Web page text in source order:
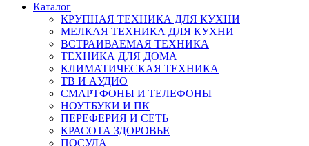
Каталог
КРУПНАЯ ТЕХНИКА ДЛЯ КУХНИ
МЕЛКАЯ ТЕХНИКА ДЛЯ КУХНИ
ВСТРАИВАЕМАЯ ТЕХНИКА
ТЕХНИКА ДЛЯ ДОМА
КЛИМАТИЧЕСКАЯ ТЕХНИКА
ТВ И AУДИО
СМАРТФОНЫ И ТЕЛЕФОНЫ
НОУТБУКИ И ПК
ПЕРЕФЕРИЯ И СЕТЬ
КРАСОТА ЗДОРОВЬЕ
ПОСУДА